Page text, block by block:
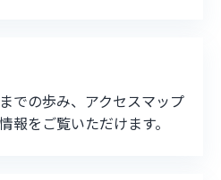
での歩み、アクセスマップ
報をご覧いただけます。